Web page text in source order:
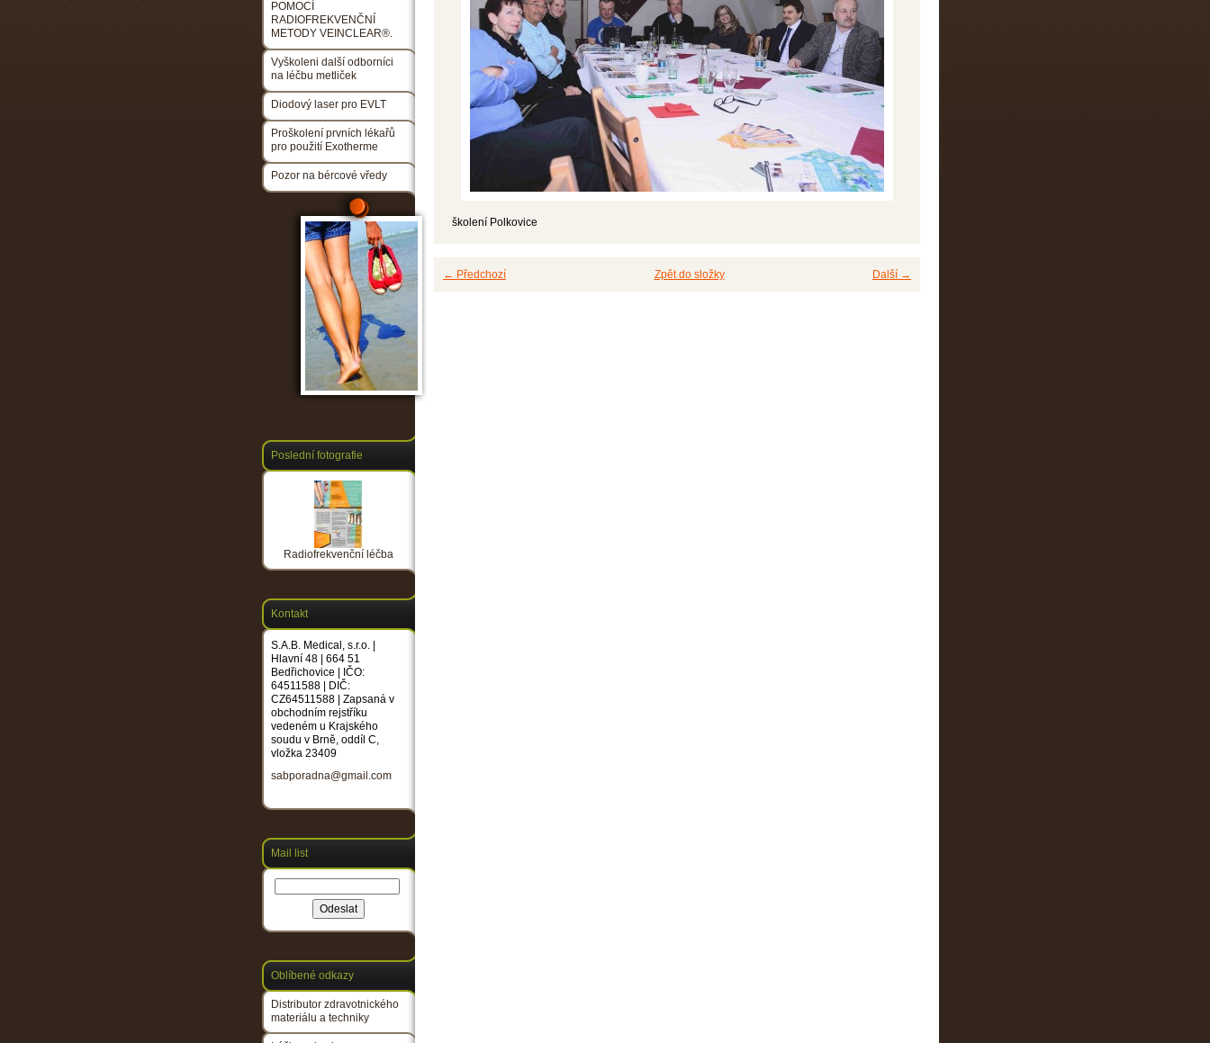
školení Polkovice
← Předchozí Další →
Zpět do složky
POMOCÍ
RADIOFREKVENČNÍ
METODY VEINCLEAR®.
Vyškoleni další odborníci
na léčbu metliček
Diodový laser pro EVLT
Proškolení prvních lékařů
pro použití Exotherme
Pozor na bércové vředy
Poslední fotografie
Radiofrekvenční léčba
Kontakt
S.A.B. Medical, s.r.o. |
Hlavní 48 | 664 51
Bedřichovice | IČO:
64511588 | DIČ:
CZ64511588 | Zapsaná v
obchodním rejstříku
vedeném u Krajského
soudu v Brně, oddíl C,
vložka 23409
sabporadna@gmail.com
Mail list
Oblíbené odkazy
Distributor zdravotnického
materiálu a techniky